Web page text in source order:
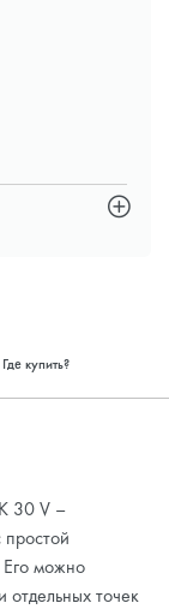
Где купить?
30 V –
Его можно
отдельных точек